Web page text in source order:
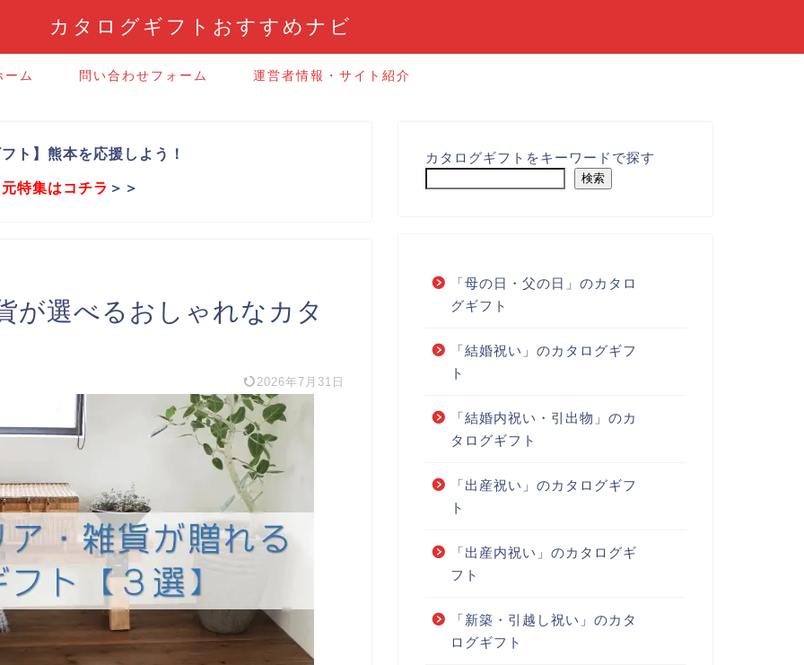
カタログギフトおすすめナビ
ーム 問い合わせフォーム 運営者情報・サイト紹介
ト】熊本を応援しよう！
特集はコチラ ＞＞
が選べるおしゃれなカタ
2026年7月31日
カタログギフトをキーワードで探す
検索
「母の日・父の日」のカタロ
グギフト
「結婚祝い」のカタログギフ
ト
「結婚内祝い・引出物」のカ
タログギフト
「出産祝い」のカタログギフ
ト
「出産内祝い」のカタログギ
フト
「新築・引越し祝い」のカタ
ログギフト